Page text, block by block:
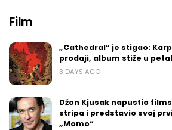
Film
„Cathedral“ je stigao:
prodaji, album stiže u
3 DAYS AGO
Džon Kjusak napustio
stripa i predstavio svoj
„Momo“